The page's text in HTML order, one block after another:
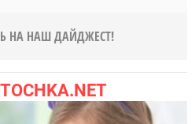
НА НАШ ДАЙДЖЕСТ!